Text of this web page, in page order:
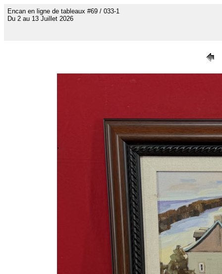
Encan en ligne de tableaux #69 / 033-1
Du 2 au 13 Juillet 2026